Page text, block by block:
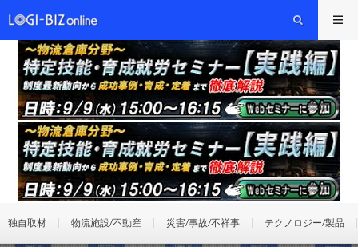
独自取材 物流施設/不動産 災害/事故/不祥事 テクノロジー/製品